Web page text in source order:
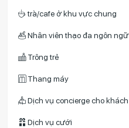
trà/cafe ở khu vực chung
Nhân viên thạo đa ngôn ngữ
Trông trẻ
Thang máy
Dịch vụ concierge cho khách
Dịch vụ cưới